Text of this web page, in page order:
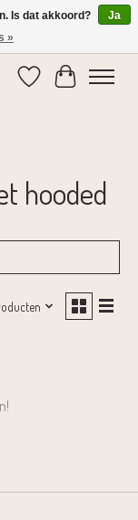
Verlanglijst
hooded
Is dat akkoord?
Ja
»